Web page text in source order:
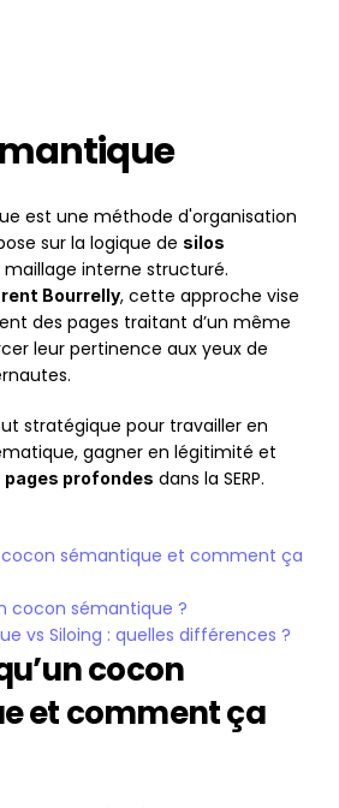
est une méthode d'organisation
sur la logique de silos
interne structuré.
Bourrelly, cette approche vise
des pages traitant d’un même
leur pertinence aux yeux de
stratégique pour travailler en
profondes dans la SERP.
cocon sémantique et comment ça
cocon sémantique ?
vs Siloing : quelles différences ?
cocon
et comment ça